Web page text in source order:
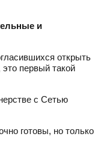
и
открыть
первый такой
с Сетью
готовы, но только